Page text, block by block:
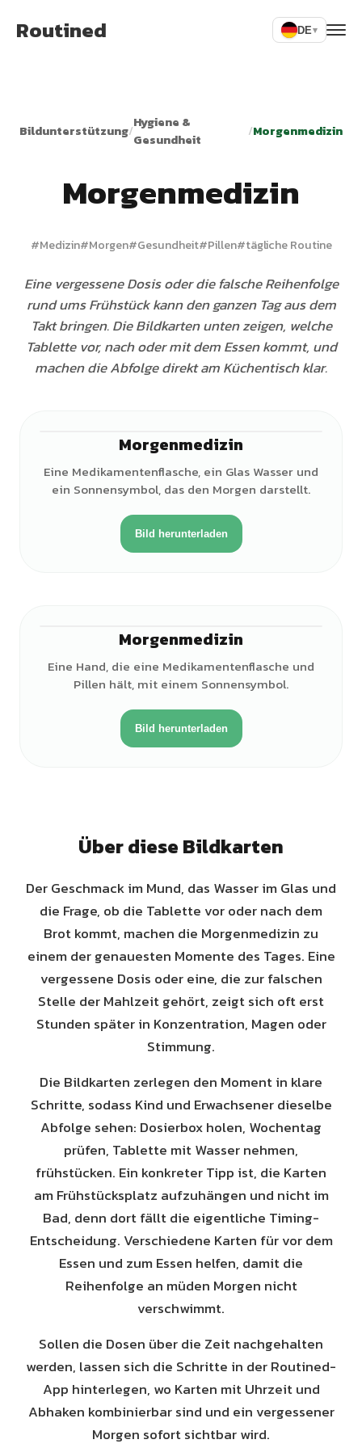
Routined DE▾
Bildunterstützung/Hygiene &
Gesundheit
/Morgenmedizin
Morgenmedizin
#Medizin#Morgen#Gesundheit#Pillen#tägliche Routine
Eine vergessene Dosis oder die falsche Reihenfolge
rund ums Frühstück kann den ganzen Tag aus dem
Takt bringen. Die Bildkarten unten zeigen, welche
Tablette vor, nach oder mit dem Essen kommt, und
machen die Abfolge direkt am Küchentisch klar.
Morgenmedizin
Eine Medikamentenflasche, ein Glas Wasser und
ein Sonnensymbol, das den Morgen darstellt.
Bild herunterladen
Morgenmedizin
Eine Hand, die eine Medikamentenflasche und
Pillen hält, mit einem Sonnensymbol.
Bild herunterladen
Über diese Bildkarten
Der Geschmack im Mund, das Wasser im Glas und
die Frage, ob die Tablette vor oder nach dem
Brot kommt, machen die Morgenmedizin zu
einem der genauesten Momente des Tages. Eine
vergessene Dosis oder eine, die zur falschen
Stelle der Mahlzeit gehört, zeigt sich oft erst
Stunden später in Konzentration, Magen oder
Stimmung.
Die Bildkarten zerlegen den Moment in klare
Schritte, sodass Kind und Erwachsener dieselbe
Abfolge sehen: Dosierbox holen, Wochentag
prüfen, Tablette mit Wasser nehmen,
frühstücken. Ein konkreter Tipp ist, die Karten
am Frühstücksplatz aufzuhängen und nicht im
Bad, denn dort fällt die eigentliche Timing-
Entscheidung. Verschiedene Karten für vor dem
Essen und zum Essen helfen, damit die
Reihenfolge an müden Morgen nicht
verschwimmt.
Sollen die Dosen über die Zeit nachgehalten
werden, lassen sich die Schritte in der Routined-
App hinterlegen, wo Karten mit Uhrzeit und
Abhaken kombinierbar sind und ein vergessener
Morgen sofort sichtbar wird.